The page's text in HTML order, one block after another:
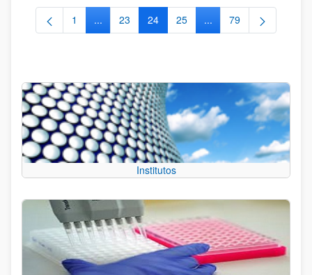
Página
1 ...Páginas intermedias Use TAB para desplazarse.
Página
23 Página
24 Página
25 ...Páginas intermedias
Página
79
Institutos